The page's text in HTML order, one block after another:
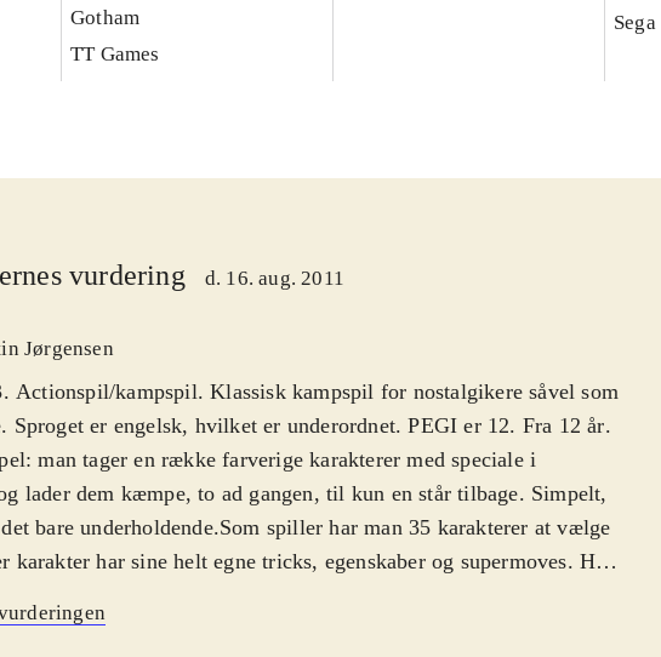
Gotham
TT Games
Sega
vurdering d. 16. aug. 2011
Jørgensen
Actionspil/kampspil. Klassisk kampspil for nostalgikere såvel som
Sproget er engelsk, hvilket er underordnet. PEGI er 12. Fra 12 år.
man tager en række farverige karakterer med speciale i
lader dem kæmpe, to ad gangen, til kun en står tilbage. Simpelt,
bare underholdende.Som spiller har man 35 karakterer at vælge
karakter har sine helt egne tricks, egenskaber og supermoves. Her
men selv efter mange timers kamp lærer man stadig nye moves